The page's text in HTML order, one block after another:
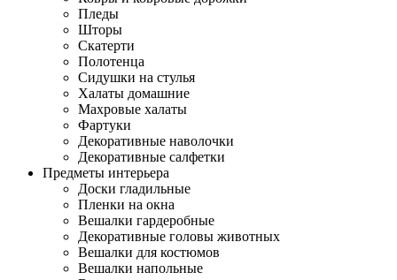
Пледы
Шторы
Скатерти
Полотенца
Сидушки на стулья
Халаты домашние
Махровые халаты
Фартуки
Декоративные наволочки
Декоративные салфетки
Предметы интерьера
Доски гладильные
Пленки на окна
Вешалки гардеробные
Декоративные головы животных
Вешалки для костюмов
Вешалки напольные